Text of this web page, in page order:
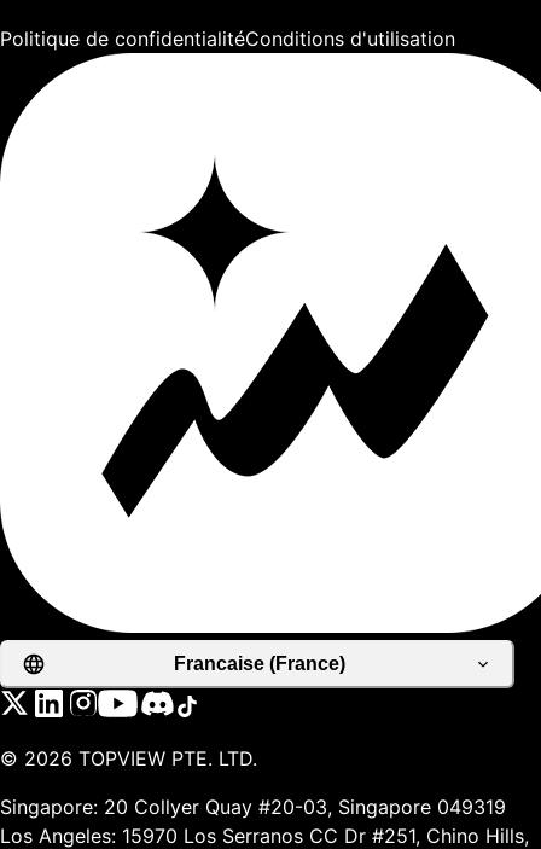
Politique de confidentialitéConditions d'utilisation
Francaise (France)
© 2026 TOPVIEW PTE. LTD.
Singapore: 20 Collyer Quay #20-03, Singapore 049319
Los Angeles: 15970 Los Serranos CC Dr #251, Chino Hills,